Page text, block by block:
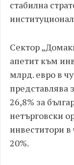
стабилна
Сектор
апетит към
млрд. евро в
представлява
26,8% за
нетърговски
инвеститори
20%.